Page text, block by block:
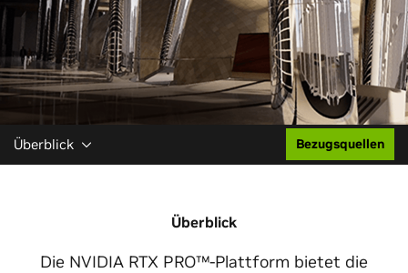
Überblick Bezugsquellen
Überblick
Die NVIDIA RTX PRO™-Plattform bietet die